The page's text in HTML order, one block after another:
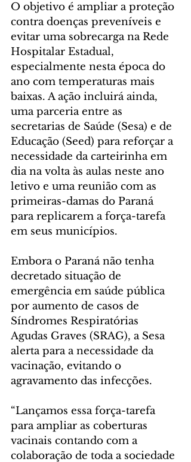
O objetivo é ampliar a proteção
contra doenças preveníveis e
evitar uma sobrecarga na Rede
Hospitalar Estadual,
especialmente nesta época do
ano com temperaturas mais
baixas. A ação incluirá ainda,
uma parceria entre as
secretarias de Saúde (Sesa) e de
Educação (Seed) para reforçar a
necessidade da carteirinha em
dia na volta às aulas neste ano
letivo e uma reunião com as
primeiras-damas do Paraná
para replicarem a força-tarefa
em seus municípios.
Embora o Paraná não tenha
decretado situação de
emergência em saúde pública
por aumento de casos de
Síndromes Respiratórias
Agudas Graves (SRAG), a Sesa
alerta para a necessidade da
vacinação, evitando o
agravamento das infecções.
“Lançamos essa força-tarefa
para ampliar as coberturas
vacinais contando com a
colaboração de toda a sociedade